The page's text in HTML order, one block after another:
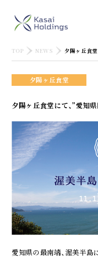
TOP NEWS 夕陽ヶ丘食
夕陽ヶ丘食堂
夕陽ヶ丘食堂にて、”愛知
愛知県の最南端、渥美半島